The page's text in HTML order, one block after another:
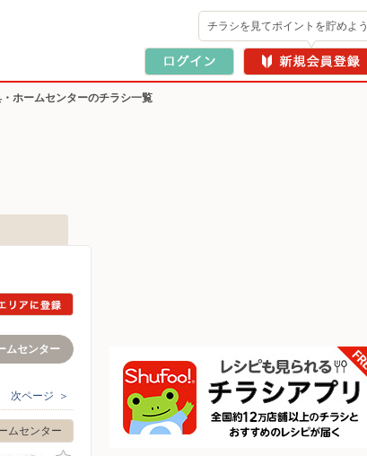
チラシを見てポイントを貯めよう
ホームセンターのチラシ一覧
ムセンター
次ページ ＞
ムセンター